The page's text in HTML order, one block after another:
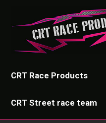
CRT Race Products
CRT Street race team